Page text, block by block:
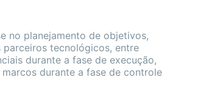
no planejamento de objetivos,
tecnológicos, entre
durante a fase de execução,
durante a fase de controle